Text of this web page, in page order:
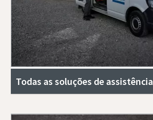
Todas as soluções de assistência